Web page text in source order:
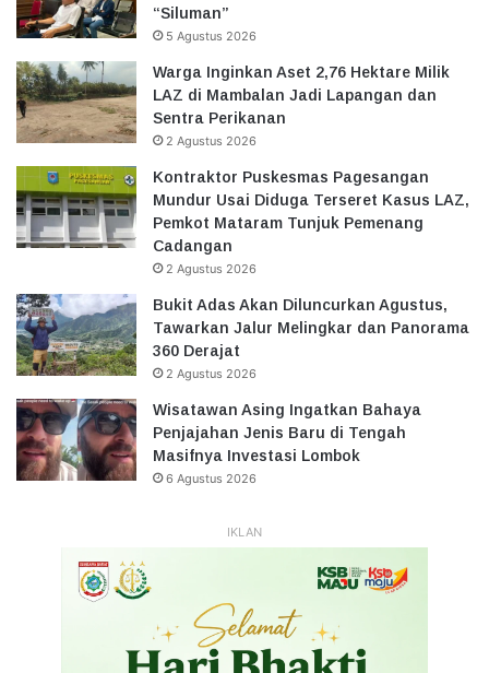
“Siluman”
5 Agustus 2026
Warga Inginkan Aset 2,76 Hektare Milik
LAZ di Mambalan Jadi Lapangan dan
Sentra Perikanan
2 Agustus 2026
Kontraktor Puskesmas Pagesangan
Mundur Usai Diduga Terseret Kasus LAZ,
Pemkot Mataram Tunjuk Pemenang
Cadangan
2 Agustus 2026
Bukit Adas Akan Diluncurkan Agustus,
Tawarkan Jalur Melingkar dan Panorama
360 Derajat
2 Agustus 2026
Wisatawan Asing Ingatkan Bahaya
Penjajahan Jenis Baru di Tengah
Masifnya Investasi Lombok
6 Agustus 2026
IKLAN